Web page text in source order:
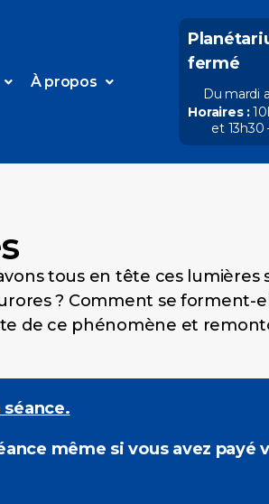
À propos
fermé
Du mardi
Horaires :
et 13h30
tous en tête ces lumières
? Comment se forment-
de ce phénomène et
même si vous avez payé